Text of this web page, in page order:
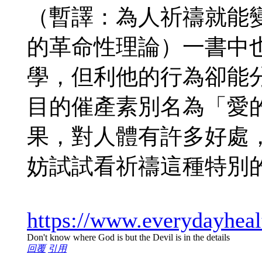
（暫譯：為人祈禱就
的革命性理論）一書中
學，但利他的行為卻能
目的催產素別名為「愛
果，對人體有許多好處
妨試試看祈禱這種特
https://
Don't know where God is but the Devil is in the details
回覆 引用